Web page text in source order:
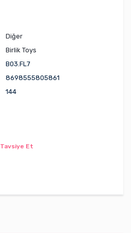
Diğer
Birlik Toys
B03.FL7
8698555805861
144
Tavsiye Et